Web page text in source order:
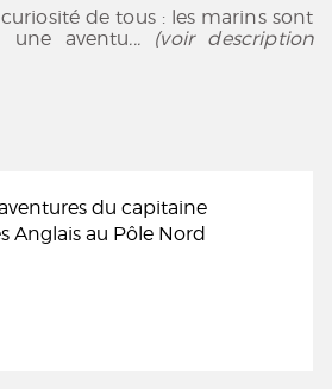
de tous : les marins sont
une aventu... (voir description
du capitaine
Anglais au Pôle Nord